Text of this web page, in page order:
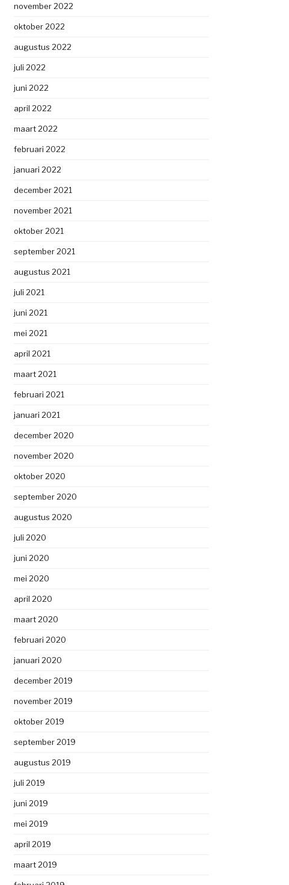
november 2022
oktober 2022
augustus 2022
juli 2022
juni 2022
april 2022
maart 2022
februari 2022
januari 2022
december 2021
november 2021
oktober 2021
september 2021
augustus 2021
juli 2021
juni 2021
mei 2021
april 2021
maart 2021
februari 2021
januari 2021
december 2020
november 2020
oktober 2020
september 2020
augustus 2020
juli 2020
juni 2020
mei 2020
april 2020
maart 2020
februari 2020
januari 2020
december 2019
november 2019
oktober 2019
september 2019
augustus 2019
juli 2019
juni 2019
mei 2019
april 2019
maart 2019